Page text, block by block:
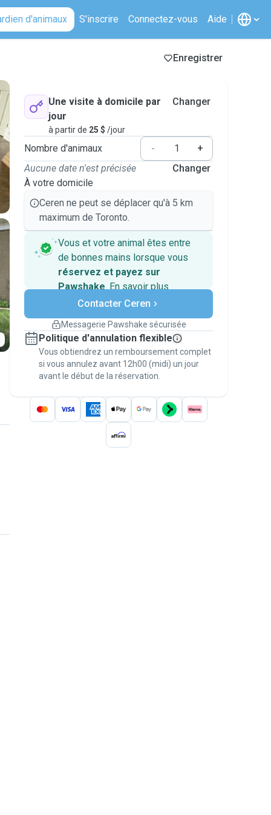
d'animaux S'inscrire Connectez-vous Aide
Enregistrer
Une visite à domicile par
jour
à partir de 25 $ /jour
Changer
Nombre d'animaux -
+
Aucune date n'est précisée
À votre domicile
Changer
Ceren ne peut se déplacer qu'à 5 km
maximum de Toronto.
Vous et votre animal êtes entre
de bonnes mains lorsque vous
réservez et payez sur
Pawshake. En savoir plus
Paiements sécurisés
Assistance en cas de
Réservations couvertes par
nos garanties
Gardez tout sur Pawshake (du premier
message au paiement) pour bénéficier de la
Garantie Pawshake.
Contacter Ceren
Messagerie Pawshake sécurisée
Politique d'annulation flexible
Vous obtiendrez un remboursement complet
si vous annulez avant 12h00 (midi) un jour
avant le début de la réservation.